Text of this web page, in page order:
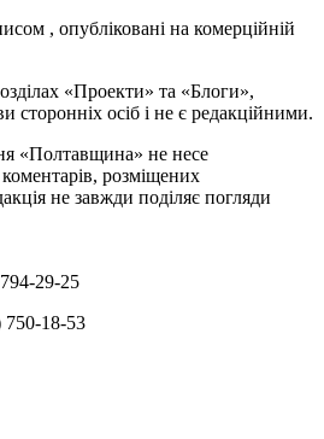
, опубліковані на комерційній
«Проекти» та «Блоги»,
сторонніх осіб і не є редакційними.
«Полтавщина» не несе
коментарів, розміщених
не завжди поділяє погляди
29-25
750-18-53